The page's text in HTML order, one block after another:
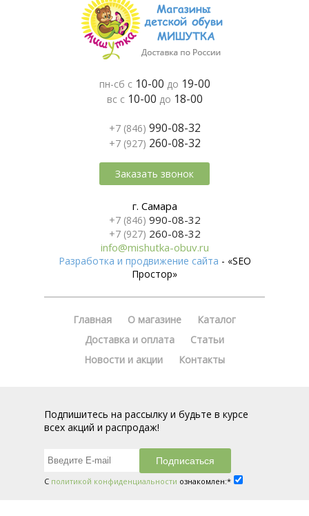
пн-сб с 10-00 до 19-00
вс с 10-00 до 18-00
+7 (846) 990-08-32
+7 (927) 260-08-32
Заказать звонок
г. Самара
+7 (846) 990-08-32
+7 (927) 260-08-32
info@mishutka-obuv.ru
Разработка и продвижение сайта - «SEO
Простор»
Главная О магазине
Каталог
Доставка и оплата
Статьи
Новости и акции
Контакты
Подпишитесь на рассылку и будьте в курсе
всех акций и распродаж!
С политикой конфиденциальности ознакомлен:*